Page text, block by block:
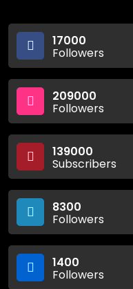
17000
Followers
209000
Followers
139000
Subscribers
8300
Followers
1400
Followers